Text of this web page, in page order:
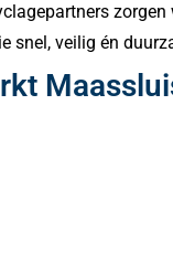
zorgen
snel, veilig én